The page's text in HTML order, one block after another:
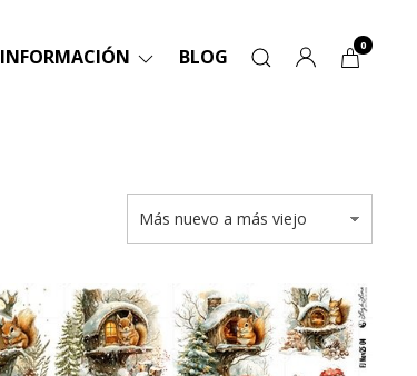
INFORMACIÓN BLOG 0